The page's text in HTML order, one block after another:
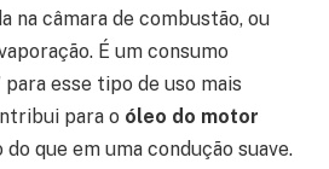
na câmara de combustão, ou
É um consumo
para esse tipo de uso mais
para o óleo do motor
do que em uma condução suave.